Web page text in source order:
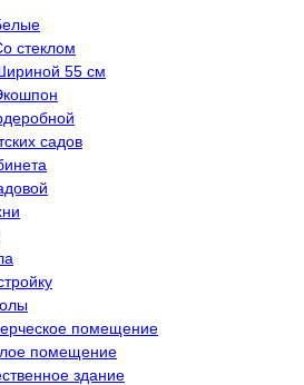
стеклом
55 см
садов
помещение
помещение
здание